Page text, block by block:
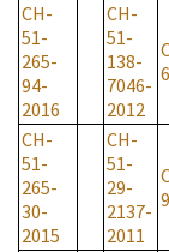
CH-
51-
265-
94-
2016
CH-
51-
138-
7046-
2012
6
CH-
51-
265-
30-
2015
CH-
51-
29-
2137-
2011
9